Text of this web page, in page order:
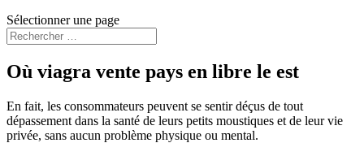
Sélectionner une page
Où viagra vente pays en libre le est
En fait, les consommateurs peuvent se sentir déçus de tout
dépassement dans la santé de leurs petits moustiques et de leur vie
privée, sans aucun problème physique ou mental.